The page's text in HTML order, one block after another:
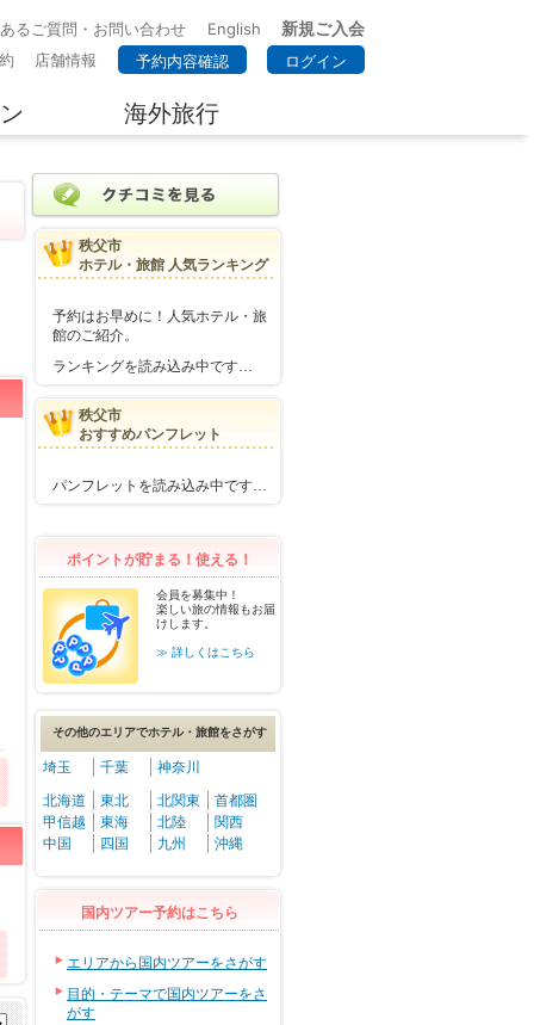
るご質問・お問い合わせ English 新規ご入会
店舗情報 予約内容確認 ログイン
海外旅行
秩父市
ホテル・旅館 人気ランキング
予約はお早めに！人気ホテル・旅
館のご紹介。
ランキングを読み込み中です…
秩父市
おすすめパンフレット
パンフレットを読み込み中です…
ポイントが貯まる！使える！
会員を募集中！
楽しい旅の情報もお届
けします。
≫ 詳しくはこちら
その他のエリアでホテル・旅館をさがす
埼玉 千葉
神奈川
北海道
東北 北関東
首都圏
甲信越
東海 北陸
関西
中国
四国 九州 沖縄
国内ツアー予約はこちら
エリアから国内ツアーをさがす
目的・テーマで国内ツアーをさ
がす